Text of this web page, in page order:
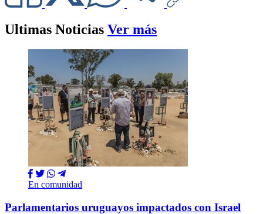
Ultimas Noticias Ver más
En comunidad
Parlamentarios uruguayos impactados con Israel